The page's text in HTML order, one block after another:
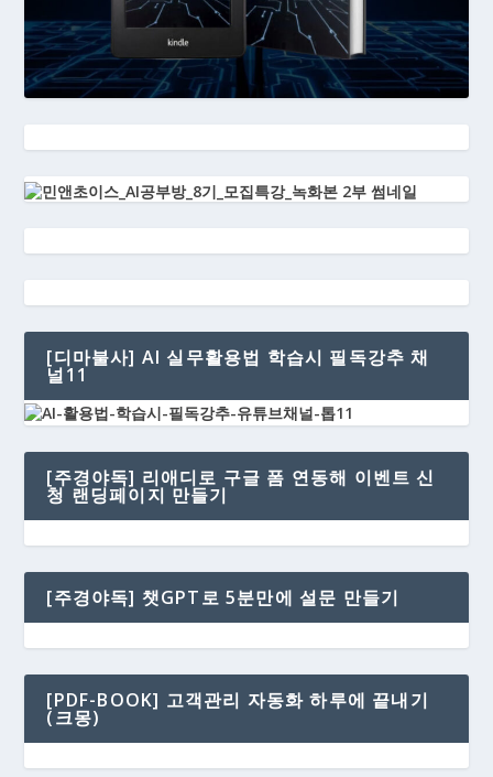
[디마불사] AI 실무활용법 학습시 필독강추 채
널11
[주경야독] 리애디로 구글 폼 연동해 이벤트 신
청 랜딩페이지 만들기
[주경야독] 챗GPT로 5분만에 설문 만들기
[PDF-BOOK] 고객관리 자동화 하루에 끝내기
(크몽)